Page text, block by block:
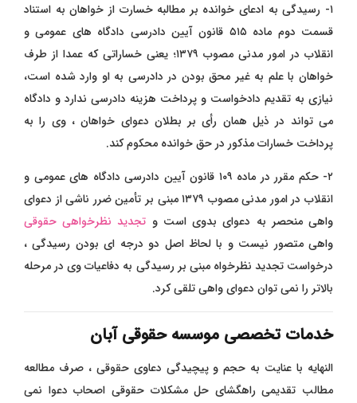
۱- رسیدگی به ادعای خوانده بر مطالبه خسارت از خواهان به استناد
قسمت دوم ماده ۵۱۵ قانون آیین دادرسی دادگاه های عمومی و
انقلاب در امور مدنی مصوب ۱۳۷۹؛ یعنی خساراتی که عمدا از طرف
خواهان با علم به غیر محق بودن در دادرسی به او وارد شده است،
نیازی به تقدیم دادخواست و پرداخت هزینه دادرسی ندارد و دادگاه
می تواند در ذیل همان رأی بر بطلان دعوای خواهان ، وی را به
پرداخت خسارات مذکور در حق خوانده محکوم کند.
۲- حکم مقرر در ماده ۱۰۹ قانون آیین دادرسی دادگاه های عمومی و
انقلاب در امور مدنی مصوب ۱۳۷۹ مبنی بر تأمین ضرر ناشی از دعوای
واهی منحصر به دعوای بدوی است و تجدید نظرخواهی حقوقی
واهی متصور نیست و با لحاظ اصل دو درجه ای بودن رسیدگی ،
درخواست تجدید نظرخواه مبنی بر رسیدگی به دفاعیات وی در مرحله
بالاتر را نمی توان دعوای واهی تلقی کرد.
خدمات تخصصی موسسه حقوقی آبان
النهایه با عنایت به حجم و پیچیدگی دعاوی حقوقی ، صرف مطالعه
مطالب تقدیمی راهگشای حل مشکلات حقوقی اصحاب دعوا نمی